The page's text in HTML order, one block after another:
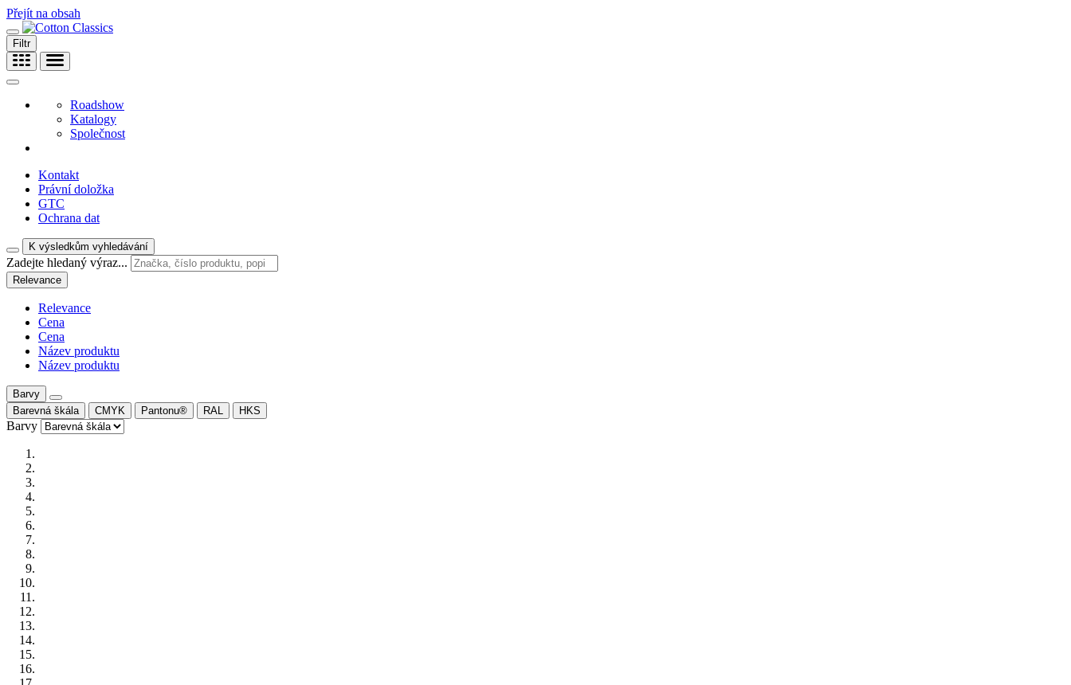
Přejít na obsah
Filtr
Roadshow
Katalogy
Společnost
Kontakt
Právní doložka
GTC
Ochrana dat
K výsledkům vyhledávání
Zadejte hledaný výraz...
Relevance
Relevance
Cena
Cena
Název produktu
Název produktu
Barvy
Barevná škála
CMYK Pantonu® RAL HKS
Barvy